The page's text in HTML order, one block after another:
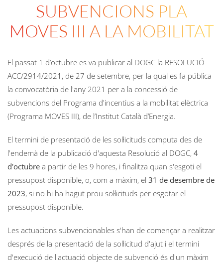
SUBVENCIONS PLA
MOVES III A LA MOBILITAT
El passat 1 d’octubre es va publicar al DOGC la RESOLUCIÓ
ACC/2914/2021, de 27 de setembre, per la qual es fa pública
la convocatòria de l'any 2021 per a la concessió de
subvencions del Programa d'incentius a la mobilitat elèctrica
(Programa MOVES III), de l’Institut Català d’Energia.
El termini de presentació de les sol·licituds computa des de
l'endemà de la publicació d'aquesta Resolució al DOGC, 4
d'octubre a partir de les 9 hores, i finalitza quan s'esgoti el
pressupost disponible, o, com a màxim, el 31 de desembre de
2023, si no hi ha hagut prou sol·licituds per esgotar el
pressupost disponible.
Les actuacions subvencionables s'han de començar a realitzar
després de la presentació de la sol·licitud d'ajut i el termini
d'execució de l'actuació objecte de subvenció és d'un màxim